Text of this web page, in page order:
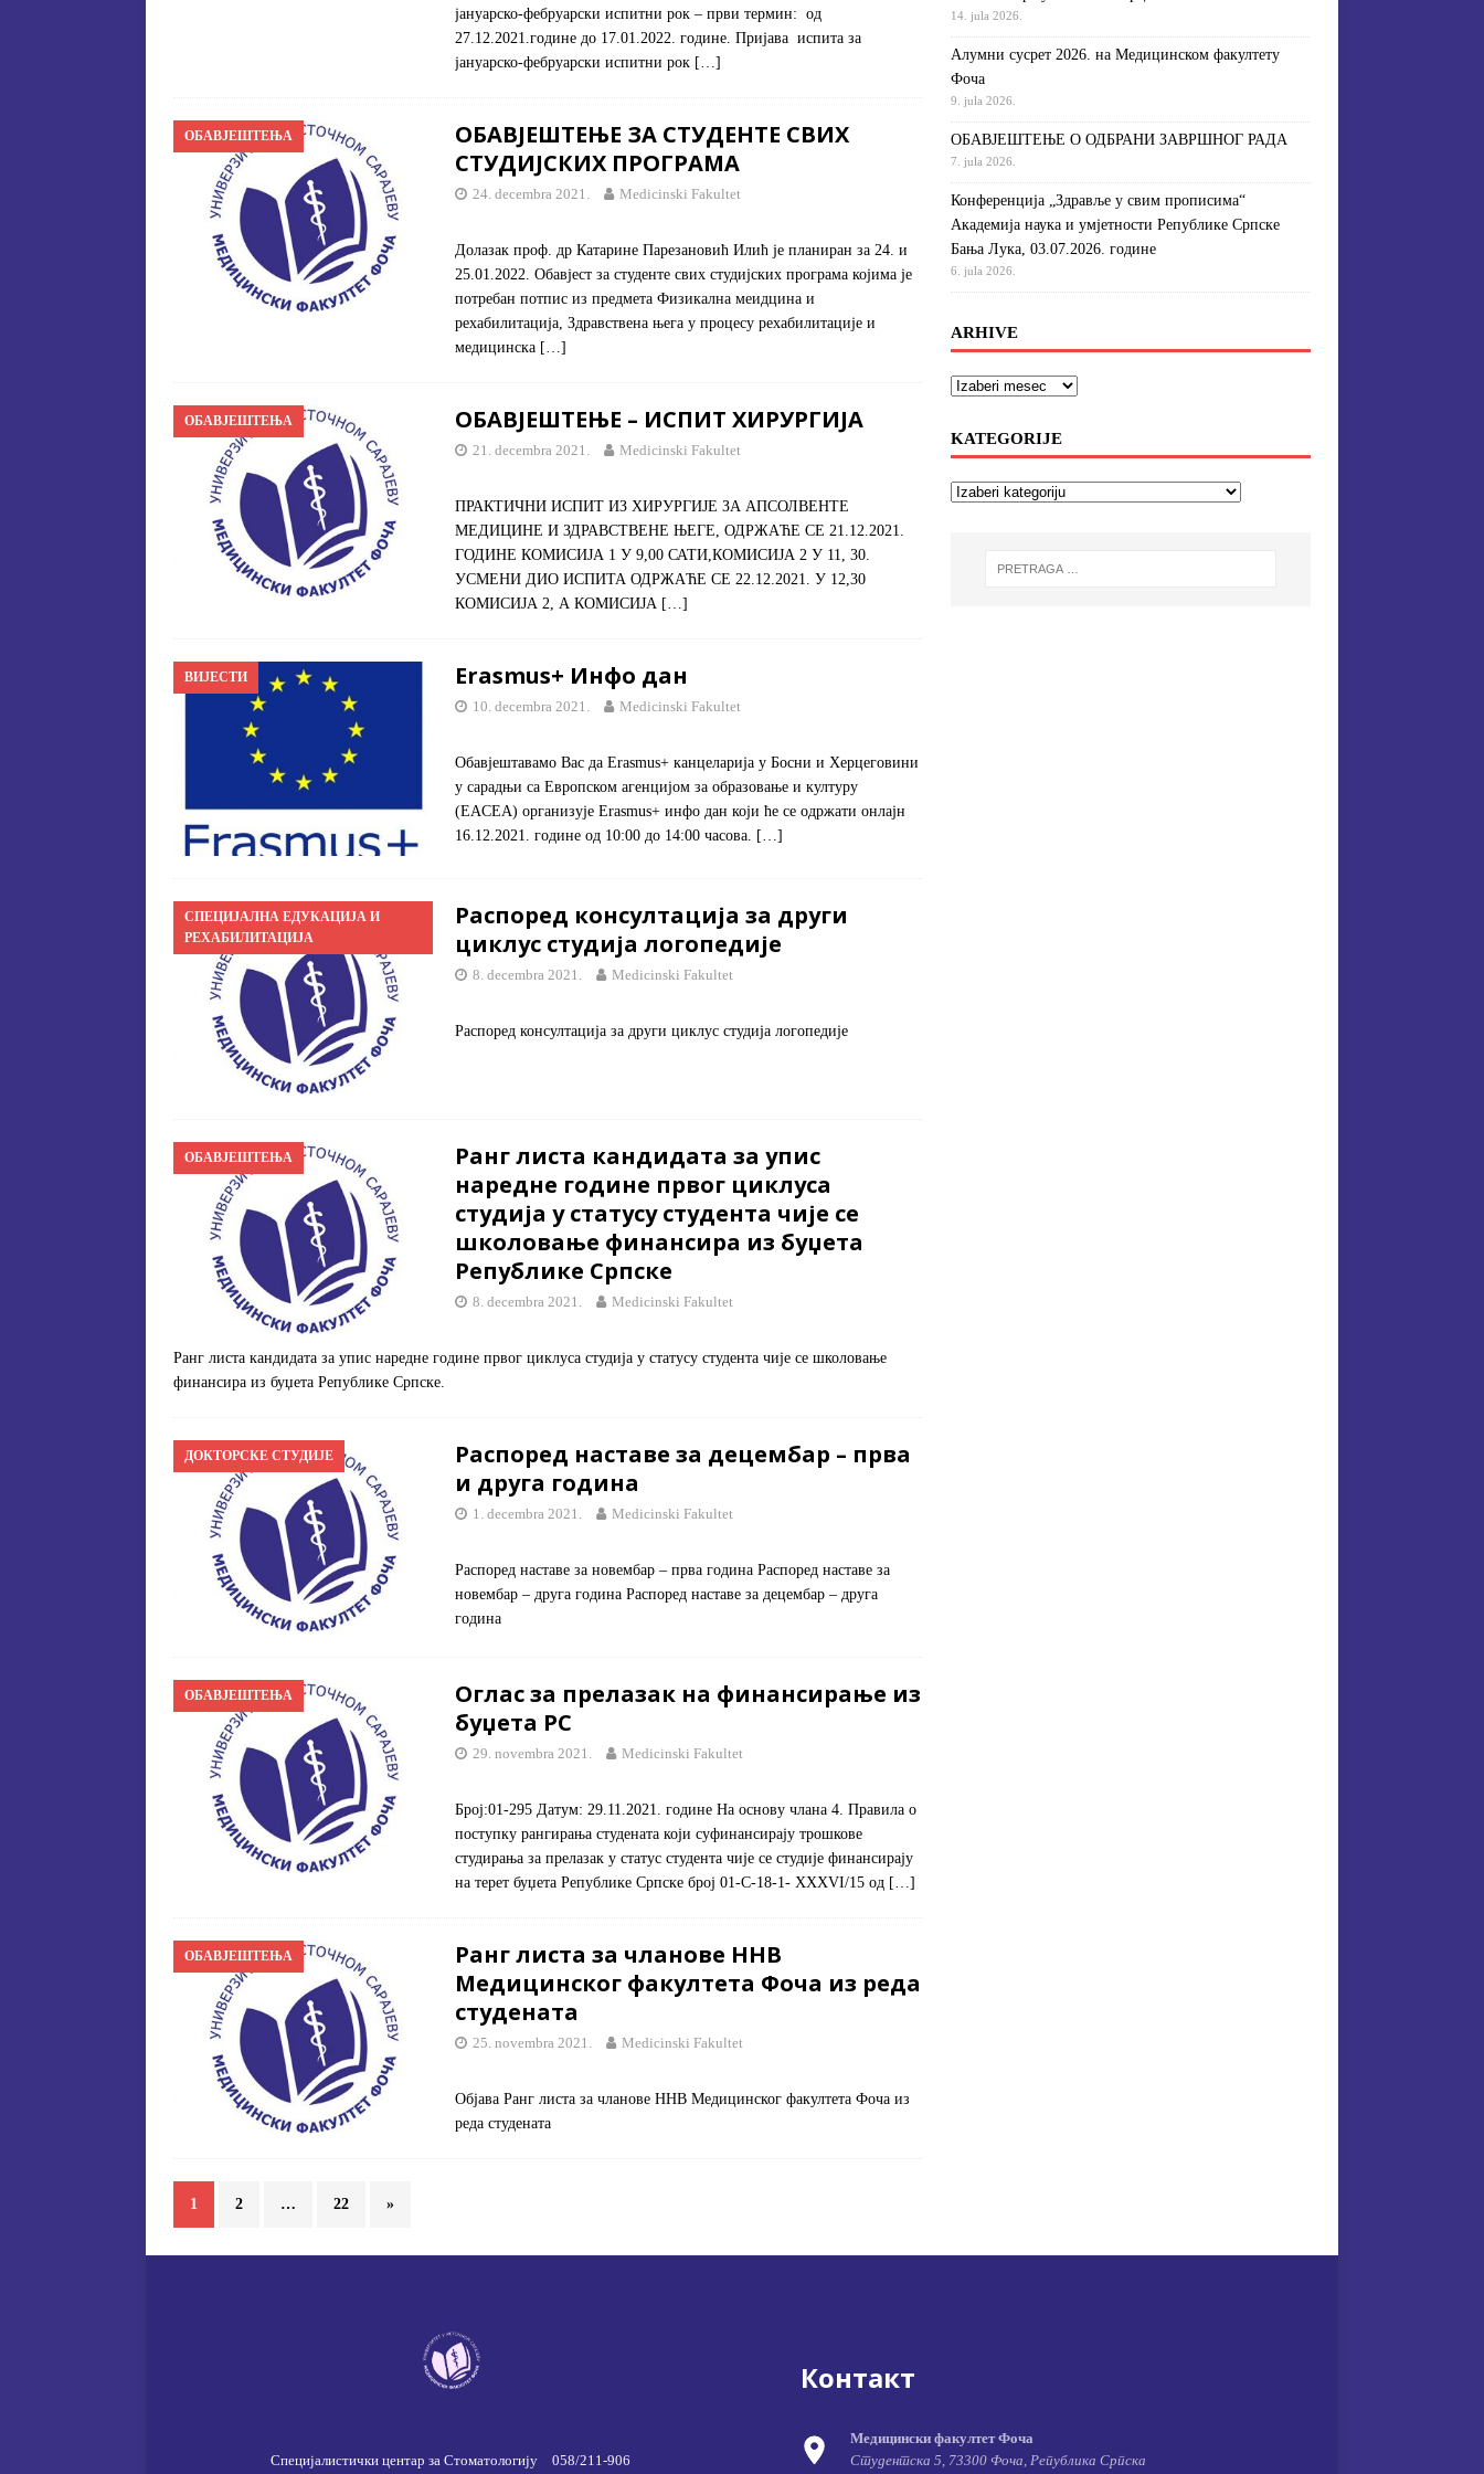
јануарско-фебруарски испитни рок – први термин: од
27.12.2021.године до 17.01.2022. године. Пријава испита за
јануарско-фебруарски испитни рок […]
ОБАВЈЕШТЕЊА
ОБАВЈЕШТЕЊЕ ЗА СТУДЕНТЕ СВИХ
СТУДИЈСКИХ ПРОГРАМА
24. decembra 2021. Medicinski Fakultet
Долазак проф. др Катарине Парезановић Илић је планиран за 24. и
25.01.2022. Обавјест за студенте свих студијских програма којима је
потребан потпис из предмета Физикална меидцина и
рехабилитација, Здравствена њега у процесу рехабилитације и
медицинска […]
ОБАВЈЕШТЕЊА ОБАВЈЕШТЕЊЕ – ИСПИТ ХИРУРГИЈА
21. decembra 2021. Medicinski Fakultet
ПРАКТИЧНИ ИСПИТ ИЗ ХИРУРГИЈЕ ЗА АПСОЛВЕНТЕ
МЕДИЦИНЕ И ЗДРАВСТВЕНЕ ЊЕГЕ, ОДРЖАЋЕ СЕ 21.12.2021.
ГОДИНЕ КОМИСИЈА 1 У 9,00 САТИ,КОМИСИЈА 2 У 11, 30.
УСМЕНИ ДИО ИСПИТА ОДРЖАЋЕ СЕ 22.12.2021. У 12,30
КОМИСИЈА 2, А КОМИСИЈА […]
ВИЈЕСТИ Erasmus+ Инфо дан
10. decembra 2021. Medicinski Fakultet
Обавјештавамо Вас да Erasmus+ канцеларија у Босни и Херцеговини
у сарадњи са Европском агенцијом за образовање и културу
(EACEA) организује Erasmus+ инфо дан који ће се одржати онлајн
16.12.2021. године од 10:00 до 14:00 часова. […]
СПЕЦИЈАЛНА ЕДУКАЦИЈА И
РЕХАБИЛИТАЦИЈА
Распоред консултација за други
циклус студија логопедије
8. decembra 2021. Medicinski Fakultet
Распоред консултација за други циклус студија логопедије
ОБАВЈЕШТЕЊА
Ранг листa кандидата за упис
наредне године првог циклуса
студија у статусу студента чије се
школовање финансира из буџета
Републике Српске
8. decembra 2021. Medicinski Fakultet
Ранг листa кандидата за упис наредне године првог циклуса студија у статусу студента чије се школовање
финансира из буџета Републике Српске.
ДОКТОРСКЕ СТУДИЈЕ
Распоред наставе за децембар – прва
и друга година
1. decembra 2021. Medicinski Fakultet
Распоред наставе за новембар – прва година Распоред наставе за
новембар – друга година Распоред наставе за децембар – друга
година
ОБАВЈЕШТЕЊА
Оглас за прелазак на финансирање из
буџета РС
29. novembra 2021. Medicinski Fakultet
Број:01-295 Датум: 29.11.2021. године На основу члана 4. Правила о
поступку рангирања студената који суфинансирају трошкове
студирања за прелазак у статус студента чије се студије финансирају
на терет буџета Републике Српске број 01-С-18-1- XXXVI/15 од […]
ОБАВЈЕШТЕЊА
Ранг листа за чланове ННВ
Медицинског факултета Фоча из реда
студената
25. novembra 2021. Medicinski Fakultet
Објава Ранг листа за чланове ННВ Медицинског факултета Фоча из
реда студената
1 2 … 22 »
14. jula 2026.
Алумни сусрет 2026. на Медицинском факултету
Фоча
9. jula 2026.
ОБАВЈЕШТЕЊЕ О ОДБРАНИ ЗАВРШНОГ РАДА
7. jula 2026.
Конференција „Здравље у свим прописима“
Академија наука и умјетности Републике Српске
Бања Лука, 03.07.2026. године
6. jula 2026.
ARHIVE
KATEGORIJE
Специјалистички центар за Стоматологију 058/211-906
Контакт
Медицински факултет Фоча
Студентска 5, 73300 Фоча, Република Српска